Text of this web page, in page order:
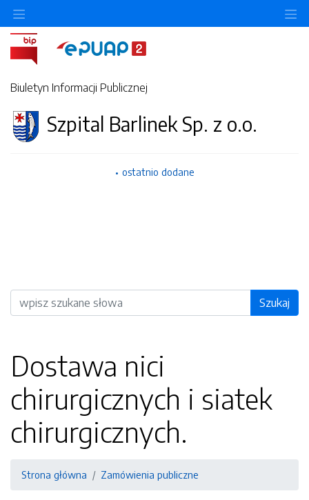
Biuletyn Informacji Publicznej
Szpital Barlinek Sp. z o.o.
ostatnio dodane
Wyszukiwarka Szukaj
Dostawa nici
chirurgicznych i siatek
chirurgicznych.
Strona główna Zamówienia publiczne